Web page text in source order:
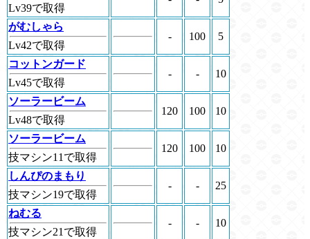
Lv39で取得
がむしゃら
Lv42で取得
- 100 5
コットンガード
Lv45で取得
- - 10
ソーラービーム
Lv48で取得
120 100 10
ソーラービーム
技マシン11で取得
120 100 10
しんぴのまもり
技マシン19で取得
- - 25
ねむる
技マシン21で取得
- - 10